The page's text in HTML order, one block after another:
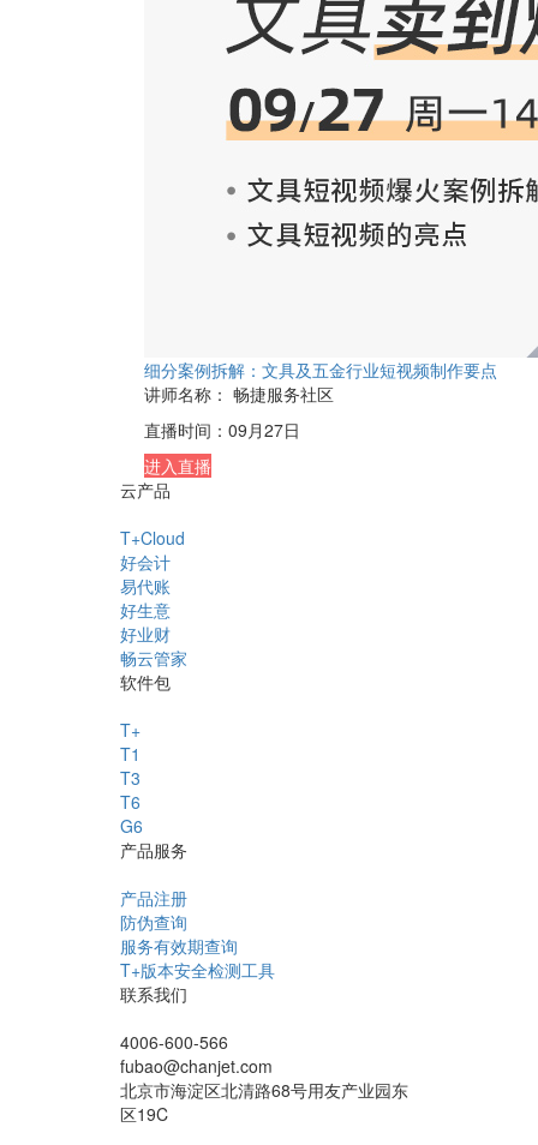
细分案例拆解：文具及五金行业短视频制作要点
讲师名称： 畅捷服务社区
直播时间： 09月27日
进入直播
云产品
T+Cloud
好会计
易代账
好生意
好业财
畅云管家
软件包
T+
T1
T3
T6
G6
产品服务
产品注册
防伪查询
服务有效期查询
T+版本安全检测工具
联系我们
4006-600-566
fubao@chanjet.com
北京市海淀区北清路68号用友产业园东
区19C